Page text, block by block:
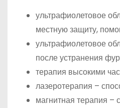
ультрафиолетовое
местную защиту,
ультрафиолетовое
после устранения
терапия высокими
лазеротерапия –
магнитная терапия